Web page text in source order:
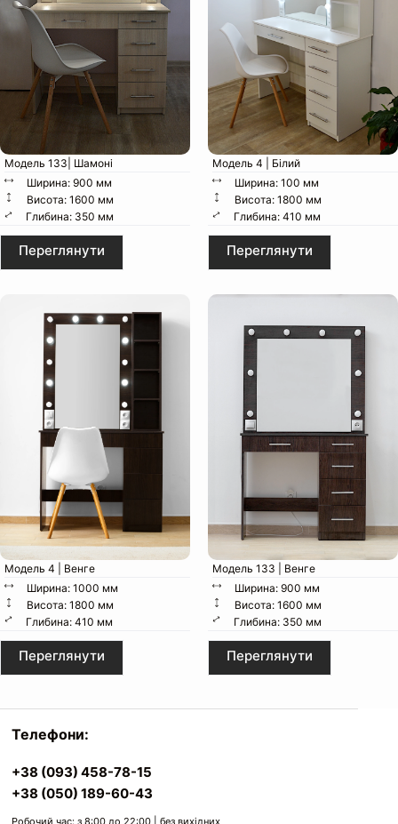
Ширина:
Глибина:
Висота:
Вага:
Пакунок:
Висота до стільниці:
Особливості конструкції:
Регульовані ніжки
Стійкість на будь-якій підлозі
Модель 133| Шамоні
Ширина: 900 мм
Висота: 1600 мм
Глибина: 350 мм
Переглянути
Модель 4 | Білий
Ширина: 100 мм
Висота: 1800 мм
Глибина: 410 мм
Переглянути
Модель 4 | Венге
Ширина: 1000 мм
Висота: 1800 мм
Глибина: 410 мм
Переглянути
Модель 133 | Венге
Ширина: 900 мм
Висота: 1600 мм
Глибина: 350 мм
Переглянути
Телефони:
+38 (093) 458-78-15
+38 (050) 189-60-43
Робочий час: з 8:00 до 22:00 | без вихідних